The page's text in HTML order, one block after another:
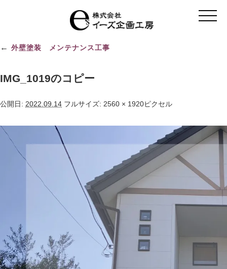
t
o
n
← 外壁塗装 メンテナンス工事
IMG_1019のコピー
公開日: 2022.09.14 フルサイズ: 2560 × 1920ピクセル